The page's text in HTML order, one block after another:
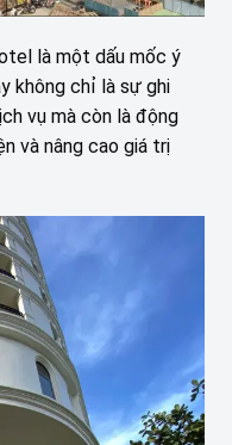
là một dấu mốc ý
không chỉ là sự ghi
vụ mà còn là động
và nâng cao giá trị